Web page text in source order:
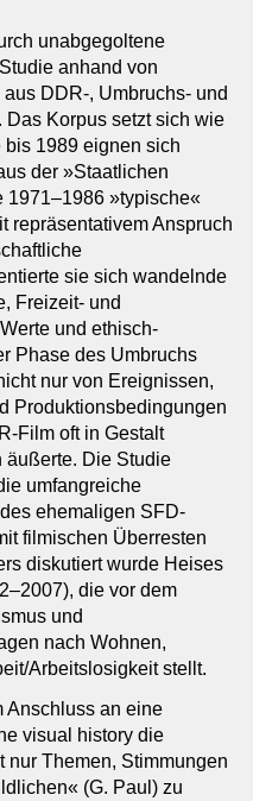
unabgegoltene
anhand von
DDR-, Umbruchs- und
Das Korpus setzt sich wie
1989 eignen sich
der »Staatlichen
1971–1986 »typische«
repräsentativem Anspruch
sie sich wandelnde
Freizeit- und
und ethisch-
Phase des Umbruchs
nur von Ereignissen,
Produktionsbedingungen
Film oft in Gestalt
äußerte. Die Studie
umfangreiche
ehemaligen SFD-
filmischen Überresten
diskutiert wurde Heises
die vor dem
und
nach Wohnen,
Arbeitslosigkeit stellt.
Anschluss an eine
visual history die
nur Themen, Stimmungen
(G. Paul) zu